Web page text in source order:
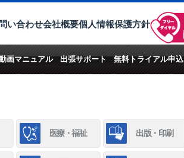
い合わせ会社概要個人情報保護方針
画マニュアル 出張サポート 無料トライアル申込
医療・福祉 出版・印刷